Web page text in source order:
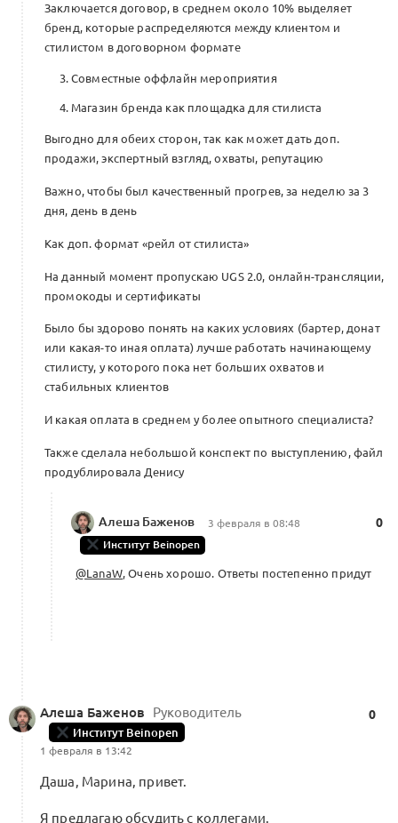
Заключается договор, в среднем около 10% выделяет
бренд, которые распределяются между клиентом и
стилистом в договорном формате
Совместные оффлайн мероприятия
Магазин бренда как площадка для стилиста
Выгодно для обеих сторон, так как может дать доп.
продажи, экспертный взгляд, охваты, репутацию
Важно, чтобы был качественный прогрев, за неделю за 3
дня, день в день
Как доп. формат «рейл от стилиста»
На данный момент пропускаю UGS 2.0, онлайн-трансляции,
промокоды и сертификаты
Было бы здорово понять на каких условиях (бартер, донат
или какая-то иная оплата) лучше работать начинающему
стилисту, у которого пока нет больших охватов и
стабильных клиентов
И какая оплата в среднем у более опытного специалиста?
Также сделала небольшой конспект по выступлению, файл
продублировала Денису
Алеша Баженов 3 февраля в 08:48
Институт Beinopen
0
@LanaW, Очень хорошо. Ответы постепенно придут
Алеша Баженов Руководитель
Институт Beinopen
1 февраля в 13:42
0
Даша, Марина, привет.
Я предлагаю обсудить с коллегами.